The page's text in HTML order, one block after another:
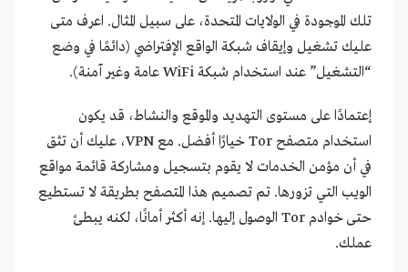
تلك الموجودة في الولايات المتحدة، على سبيل المثال. اعرف متى
عليك تشغيل وإيقاف شبكة الواقع الإفتراضي (دائمًا في وضع
“التشغيل” عند استخدام شبكة WiFi عامة وغير آمنة).
إعتمادًا على مستوى التهديد والموقع والنشاط، قد يكون
استخدام متصفح Tor خيارًا أفضل. مع VPN، عليك أن تثق
في أن مؤمن الخدمات لا يقوم بتسجيل ومشاركة قائمة مواقع
الويب التي تزورها. تم تصميم هذا المتصفح بطريقة لا تستطيع
حتى خوادم Tor الوصول إليها. إنه أكثر أمانًا، لكنه يبطئ
عملك.